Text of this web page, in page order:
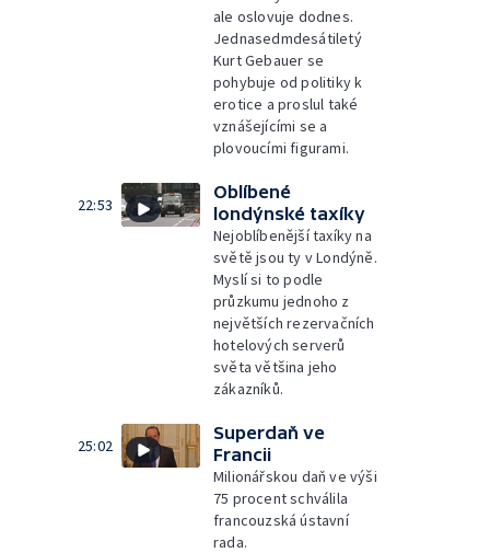
ale oslovuje dodnes.
Jednasedmdesátiletý
Kurt Gebauer se
pohybuje od politiky k
erotice a proslul také
vznášejícími se a
plovoucími figurami.
22:53
Oblíbené
londýnské taxíky
Nejoblíbenější taxíky na
světě jsou ty v Londýně.
Myslí si to podle
průzkumu jednoho z
největších rezervačních
hotelových serverů
světa většina jeho
zákazníků.
25:02
Superdaň ve
Francii
Milionářskou daň ve výši
75 procent schválila
francouzská ústavní
rada.